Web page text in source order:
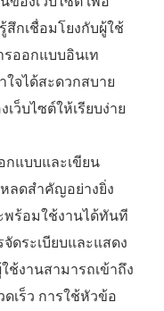
กเชื่อมโยงกับผู้ใช้
รออกแบบอินเท
ใจได้สะดวกสบาย
ว็บไซต์ให้เรียบง่าย
กแบบและเขียน
ลดสำคัญอย่างยิ่ง
พร้อมใช้งานได้ทันที
ดระเบียบและแสดง
ช้งานสามารถเข้าถึง
เร็ว การใช้หัวข้อ